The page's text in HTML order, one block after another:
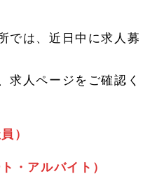
では、近日中に求人募
求人ページをご確認く
）
・アルバイト）